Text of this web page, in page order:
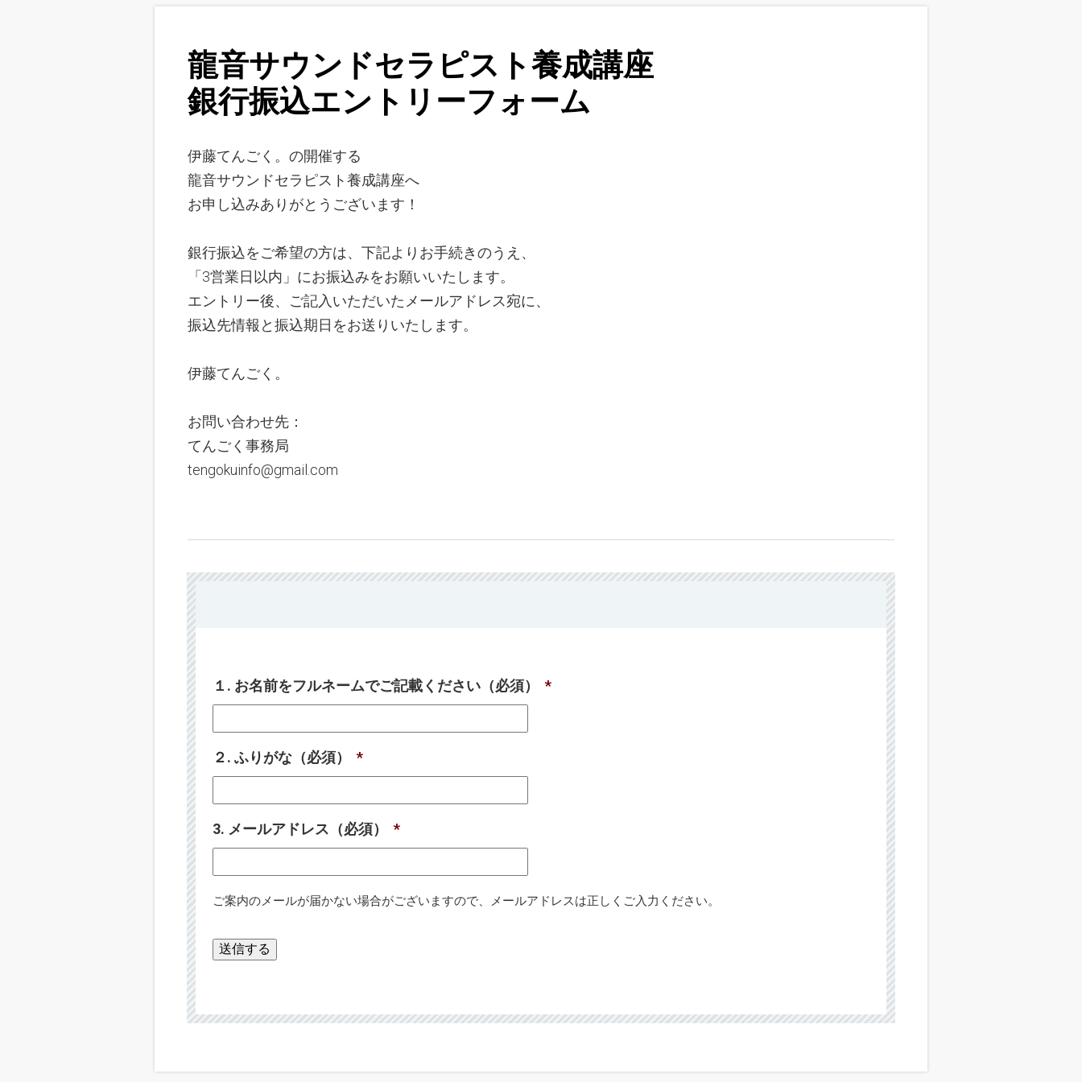
龍音サウンドセラピスト養成講座
銀行振込エントリーフォーム
伊藤てんごく。の開催する
龍音サウンドセラピスト養成講座へ
お申し込みありがとうございます！
銀行振込をご希望の方は、下記よりお手続きのうえ、
「3営業日以内」にお振込みをお願いいたします。
エントリー後、ご記入いただいたメールアドレス宛に、
振込先情報と振込期日をお送りいたします。
伊藤てんごく。
お問い合わせ先：
てんごく事務局
tengokuinfo@gmail.com
１. お名前をフルネームでご記載ください（必須） *
２. ふりがな（必須） *
3. メールアドレス（必須） *
ご案内のメールが届かない場合がございますので、メールアドレスは正しくご入力ください。